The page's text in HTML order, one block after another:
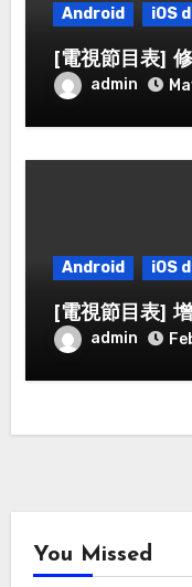
Android iOS
[電視節目表]
admin
Android iOS
[電視節目表]
admin
You Missed